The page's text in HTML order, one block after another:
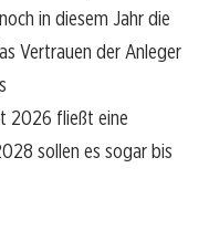
in diesem Jahr die
Vertrauen der Anleger
2026 fließt eine
sollen es sogar bis